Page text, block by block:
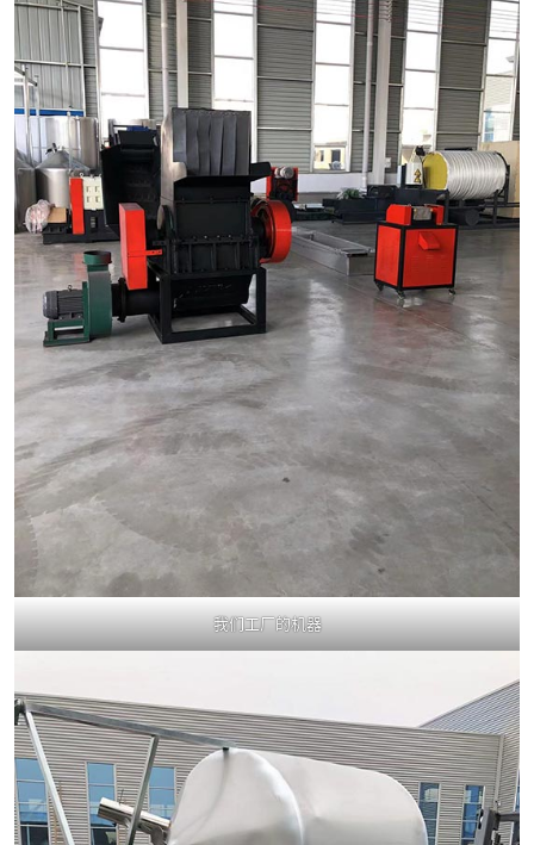
我们工厂的机器